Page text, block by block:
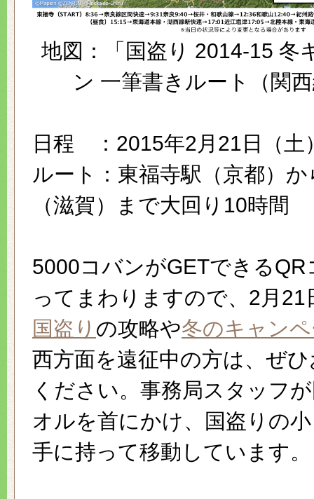
地図：「国盗り 2014-15 冬
ン 一筆書きルート（関
日程 ：2015年2月21日（土
ルート：東福寺駅（京都）
（滋賀）まで大回り10時間
5000コバンがGETできるQR
ってまわりますので、2月21
国盗り の攻略や冬のキャン
西方面を遠征中の方は、ぜ
ください。事務局スタッフ
オルを首にかけ、国盗りの
手に持って移動しています。